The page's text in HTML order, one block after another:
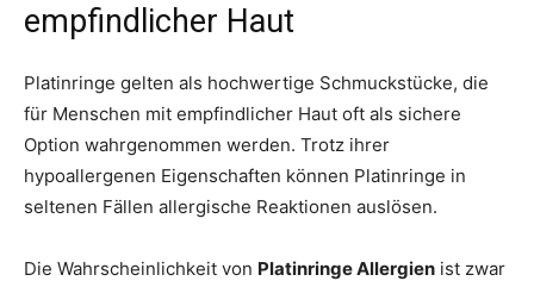
empfindlicher Haut
Platinringe gelten als hochwertige Schmuckstücke, die
für Menschen mit empfindlicher Haut oft als sichere
Option wahrgenommen werden. Trotz ihrer
hypoallergenen Eigenschaften können Platinringe in
seltenen Fällen allergische Reaktionen auslösen.
Die Wahrscheinlichkeit von Platinringe Allergien ist zwar